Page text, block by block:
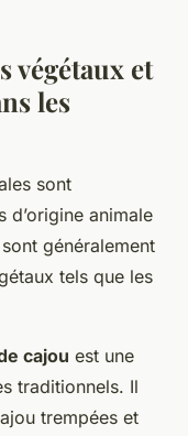
végétaux et
les
sont
d’origine animale
généralement
tels que les
cajou est une
traditionnels. Il
trempées et